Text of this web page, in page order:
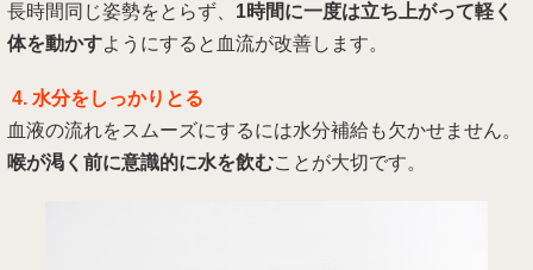
長時間同じ姿勢をとらず、 1時間に一度は立ち上がって軽く
体を動かすようにすると血流が改善します。
4. 水分をしっかりとる
血液の流れをスムーズにするには水分補給も欠かせません。
喉が渇く前に意識的に水を飲むことが大切です。